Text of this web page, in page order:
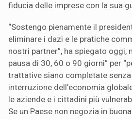
fiducia delle imprese con la sua
“Sostengo pienamente il
eliminare i dazi e le pratiche
nostri partner”, ha spiegato oggi,
pausa di 30, 60 o 90 giorni” per
trattative siano completate
interruzione dell’economia
le aziende e i cittadini più
Se un Paese non negozia in